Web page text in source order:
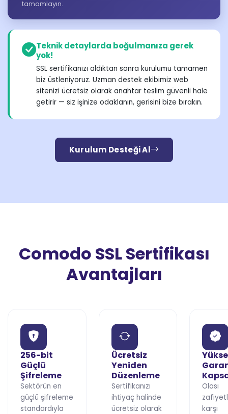
tamamlayın.
Teknik detaylarda boğulmanıza gerek
yok!
SSL sertifikanızı aldıktan sonra kurulumu tamamen
biz üstleniyoruz. Uzman destek ekibimiz web
sitenizi ücretsiz olarak anahtar teslim güvenli hale
getirir — siz işinize odaklanın, gerisini bize bırakın.
Kurulum Desteği Al
Comodo SSL Sertifikası
Avantajları
256-bit
Güçlü
Şifreleme
Sektörün en
güçlü şifreleme
standardıyla
Ücretsiz
Yeniden
Düzenleme
Sertifikanızı
ihtiyaç halinde
ücretsiz olarak
Olası
karşı